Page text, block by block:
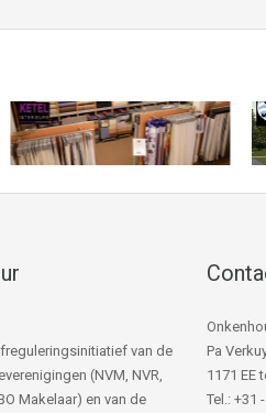
van de
(NVM, NVR,
Makelaar) en van de
Pa
1171 EE
Tel.: +31